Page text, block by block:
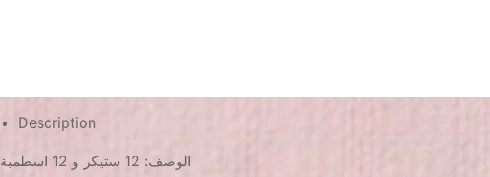
Description
الوصف: 12 ستيكر و 12 اسطمبة